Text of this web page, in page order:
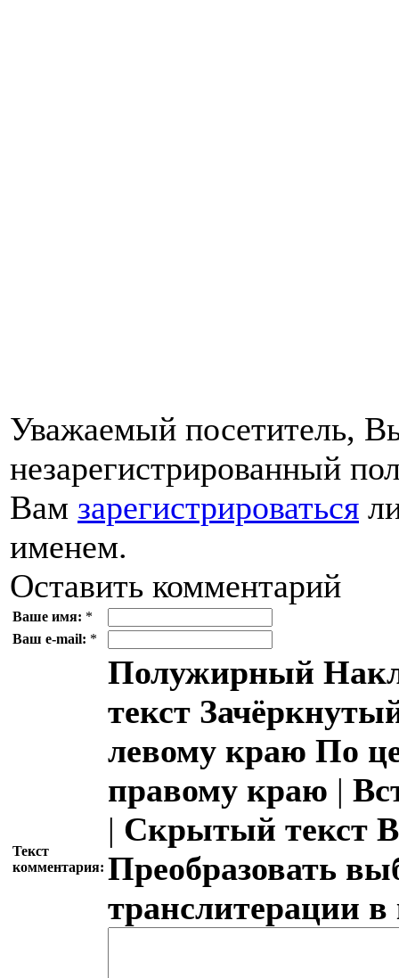
Уважаемый посетитель,
незарегистрированный
Вам зарегистрироваться
именем.
Оставить комментарий
Ваше имя: *
Ваш e-mail: *
Текст
комментария:
Полужирный
текст
левому краю По
правому краю |
| Скрытый текст
Преобразовать
транслитерации